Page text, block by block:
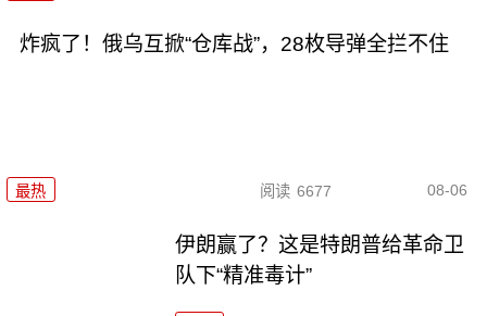
炸疯了！俄乌互掀“仓库战”，28枚导弹全拦不住
最热 阅读 6677 08-06
伊朗赢了？这是特朗普给革命卫
队下“精准毒计”